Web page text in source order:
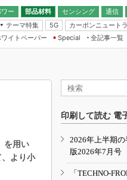
ワー 部品材料 センシング
通信
テーマ特集
5G カーボンニュート
IoT・エッジコンピューティング
EXPO
TECHNO-FRONTIER
人とくるま展
ワイトペーパー
Special
全記事一覧
を用い
より小
印刷して読む 電
2026年上半期
版2026年7月号
「TECHNO-